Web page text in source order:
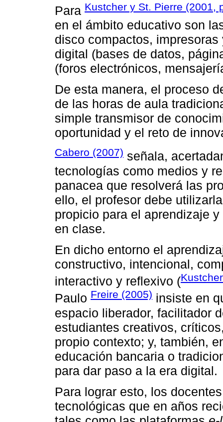
Para Kustcher y St. Pierre (2001,
en el ámbito educativo son
disco compactos,
digital (bases de datos,
(foros electrónicos,
De esta manera, el proceso
de las horas de aula
simple transmisor de
oportunidad y el reto de
Cabero (2007) señala,
tecnologías como medios y
panacea que resolverá las
ello, el profesor debe
propicio para el aprendizaje
en clase.
En dicho entorno el
constructivo, intencional,
interactivo y reflexivo (
Paulo Freire (2005) insiste en
espacio liberador, facilitador
estudiantes creativos,
propio contexto; y, también,
educación bancaria o
para dar paso a la era digital.
Para lograr esto, los
tecnológicas que en años